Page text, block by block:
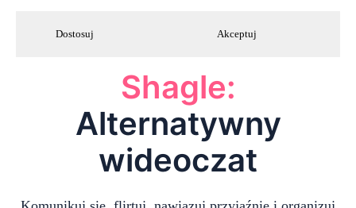
Dostosuj Akceptuj
Shagle:
Alternatywny
wideoczat